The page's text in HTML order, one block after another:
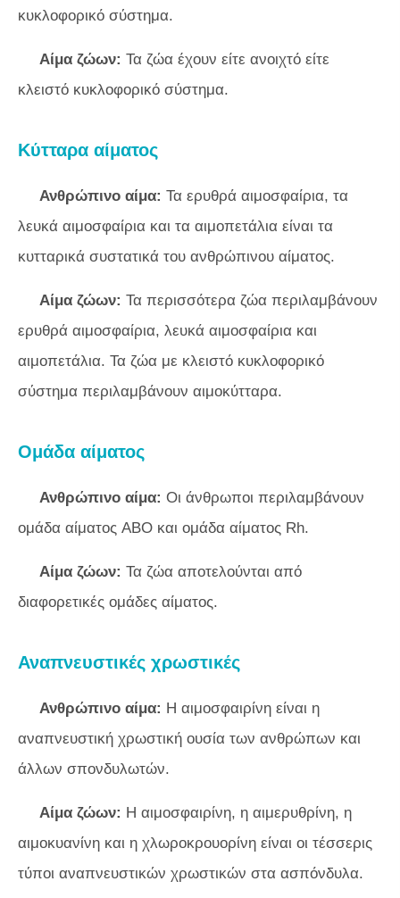
κυκλοφορικό σύστημα.
Αίμα ζώων: Τα ζώα έχουν είτε ανοιχτό είτε
κλειστό κυκλοφορικό σύστημα.
Κύτταρα αίματος
Ανθρώπινο αίμα: Τα ερυθρά αιμοσφαίρια, τα
λευκά αιμοσφαίρια και τα αιμοπετάλια είναι τα
κυτταρικά συστατικά του ανθρώπινου αίματος.
Αίμα ζώων: Τα περισσότερα ζώα περιλαμβάνουν
ερυθρά αιμοσφαίρια, λευκά αιμοσφαίρια και
αιμοπετάλια. Τα ζώα με κλειστό κυκλοφορικό
σύστημα περιλαμβάνουν αιμοκύτταρα.
Ομάδα αίματος
Ανθρώπινο αίμα: Οι άνθρωποι περιλαμβάνουν
ομάδα αίματος ABO και ομάδα αίματος Rh.
Αίμα ζώων: Τα ζώα αποτελούνται από
διαφορετικές ομάδες αίματος.
Αναπνευστικές χρωστικές
Ανθρώπινο αίμα: Η αιμοσφαιρίνη είναι η
αναπνευστική χρωστική ουσία των ανθρώπων και
άλλων σπονδυλωτών.
Αίμα ζώων: Η αιμοσφαιρίνη, η αιμερυθρίνη, η
αιμοκυανίνη και η χλωροκρουορίνη είναι οι τέσσερις
τύποι αναπνευστικών χρωστικών στα ασπόνδυλα.